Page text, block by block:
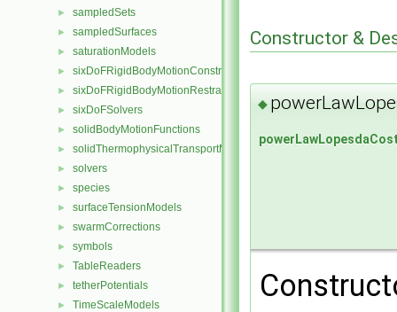
► sampledSets
► sampledSurfaces
► saturationModels
► sixDoFRigidBodyMotionConstraints
► sixDoFRigidBodyMotionRestraints
► sixDoFSolvers
► solidBodyMotionFunctions
► solidThermophysicalTransportModels
► solvers
► species
► surfaceTensionModels
► swarmCorrections
► symbols
► TableReaders
► tetherPotentials
► TimeScaleModels
Constructor &
◆